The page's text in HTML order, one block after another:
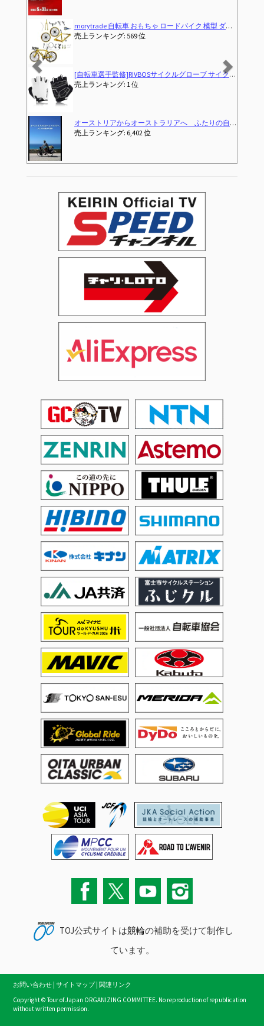
キャストカー ロードレーサー 組み立て式 (イエロー)
グローブ 手袋 3D 立体 指切り gel入り 耐磨耗性 伸縮性 通気性 男女兼用 夏用 CHG001
へ ふたりの自転車大冒険（字幕版）
自転車先進国でロードバイク始めてみ
売上ランキング: 2,840 位
すべてがわかる！ロードバイク メンテナンス入門 (コス
弱虫ペダル SPARE BIKE
売上ランキング: 2,715 位
TOJ公式サイトは競輪の補助を受けて制作し
ています。
お問い合わせ サイトマップ| 関連リンク
Copyright © Tour of Japan ORGANIZING COMMITTEE. No reproduction of republication
without written permission.